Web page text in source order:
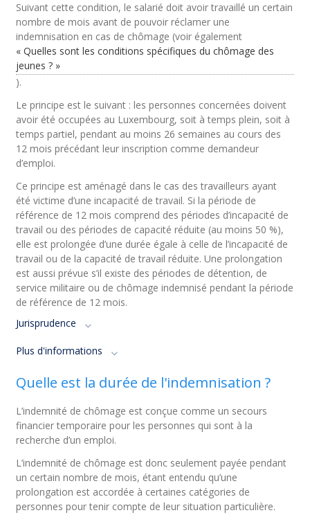
Suivant cette condition, le salarié doit avoir travaillé un certain
nombre de mois avant de pouvoir réclamer une
indemnisation en cas de chômage (voir également
« Quelles sont les conditions spécifiques du chômage des
jeunes ? »
).
Le principe est le suivant : les personnes concernées doivent
avoir été occupées au Luxembourg, soit à temps plein, soit à
temps partiel, pendant au moins 26 semaines au cours des
12 mois précédant leur inscription comme demandeur
d’emploi.
Ce principe est aménagé dans le cas des travailleurs ayant
été victime d’une incapacité de travail. Si la période de
référence de 12 mois comprend des périodes d’incapacité de
travail ou des périodes de capacité réduite (au moins 50 %),
elle est prolongée d’une durée égale à celle de l’incapacité de
travail ou de la capacité de travail réduite. Une prolongation
est aussi prévue s’il existe des périodes de détention, de
service militaire ou de chômage indemnisé pendant la période
de référence de 12 mois.
Jurisprudence
Plus d'informations
Quelle est la durée de l'indemnisation ?
L’indemnité de chômage est conçue comme un secours
financier temporaire pour les personnes qui sont à la
recherche d’un emploi.
L’indemnité de chômage est donc seulement payée pendant
un certain nombre de mois, étant entendu qu’une
prolongation est accordée à certaines catégories de
personnes pour tenir compte de leur situation particulière.